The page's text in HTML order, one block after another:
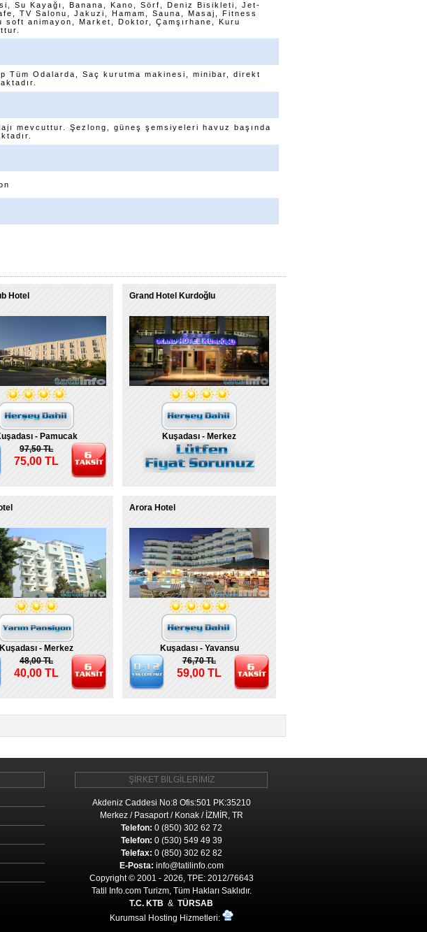
Su Kayağı, Banana, Kano, Sörf, Deniz Bisikleti, Jet-
TV Salonu, Jakuzi, Hamam, Sauna, Masaj, Fitness
animayon, Market, Doktor, Çamşırhane, Kuru
Tüm Odalarda, Saç kurutma makinesi, minibar, direkt
mevcuttur. Şezlong, güneş şemsiyeleri havuz başında
Hotel
- Pamucak
97,50 TL
75,00 TL
Grand Hotel Kurdoğlu
Kuşadası - Merkez
Kuşadası - Merkez
48,00 TL
40,00 TL
Arora Hotel
Kuşadası - Yavansu
76,70 TL
59,00 TL
ŞİRKET BİLGİLERİMİZ
Akdeniz Caddesi No:8 Ofis:501 PK:35210
Merkez / Pasaport / Konak / İZMİR, TR
Telefon: 0 (850) 302 62 72
Telefon: 0 (530) 549 49 39
Telefax: 0 (850) 302 62 82
E-Posta: info@tatilinfo.com
Copyright © 2001 - 2026, TPE: 2012/76643
Tatil Info.com Turizm, Tüm Hakları Saklıdır.
T.C. KTB & TÜRSAB
Kurumsal Hosting Hizmetleri: